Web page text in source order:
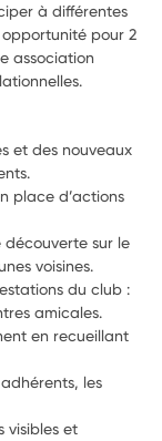
à différentes
pour 2
association
et des nouveaux
place d’actions
découverte sur le
voisines.
du club :
amicales.
en recueillant
les
visibles et